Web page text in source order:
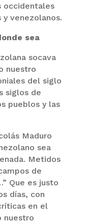
occidentales
venezolanos.
sea
socava
nuestro
del siglo
siglos de
pueblos y las
Maduro
sea
Metidos
de
Que es justo
días, con
en el
nuestro